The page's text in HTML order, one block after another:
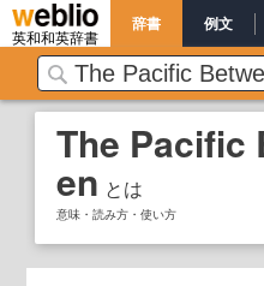
英和和英辞書
辞書 例文
The Pacific
en とは
意味・読み方・使い方